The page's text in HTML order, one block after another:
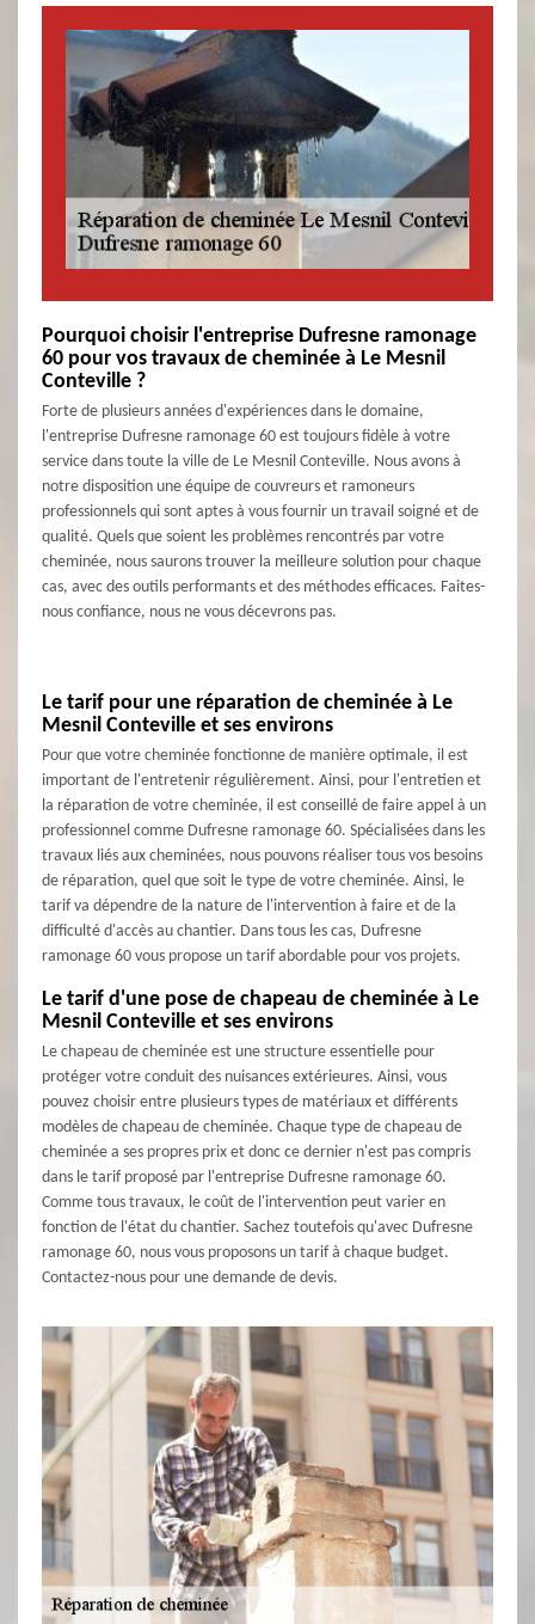
Pourquoi choisir l'entreprise Dufresne ramonage
60 pour vos travaux de cheminée à Le Mesnil
Conteville ?
Forte de plusieurs années d'expériences dans le domaine,
l'entreprise Dufresne ramonage 60 est toujours fidèle à votre
service dans toute la ville de Le Mesnil Conteville. Nous avons à
notre disposition une équipe de couvreurs et ramoneurs
professionnels qui sont aptes à vous fournir un travail soigné et de
qualité. Quels que soient les problèmes rencontrés par votre
cheminée, nous saurons trouver la meilleure solution pour chaque
cas, avec des outils performants et des méthodes efficaces. Faites-
nous confiance, nous ne vous décevrons pas.
Le tarif pour une réparation de cheminée à Le
Mesnil Conteville et ses environs
Pour que votre cheminée fonctionne de manière optimale, il est
important de l'entretenir régulièrement. Ainsi, pour l'entretien et
la réparation de votre cheminée, il est conseillé de faire appel à un
professionnel comme Dufresne ramonage 60. Spécialisées dans les
travaux liés aux cheminées, nous pouvons réaliser tous vos besoins
de réparation, quel que soit le type de votre cheminée. Ainsi, le
tarif va dépendre de la nature de l'intervention à faire et de la
difficulté d'accès au chantier. Dans tous les cas, Dufresne
ramonage 60 vous propose un tarif abordable pour vos projets.
Le tarif d'une pose de chapeau de cheminée à Le
Mesnil Conteville et ses environs
Le chapeau de cheminée est une structure essentielle pour
protéger votre conduit des nuisances extérieures. Ainsi, vous
pouvez choisir entre plusieurs types de matériaux et différents
modèles de chapeau de cheminée. Chaque type de chapeau de
cheminée a ses propres prix et donc ce dernier n'est pas compris
dans le tarif proposé par l'entreprise Dufresne ramonage 60.
Comme tous travaux, le coût de l'intervention peut varier en
fonction de l'état du chantier. Sachez toutefois qu'avec Dufresne
ramonage 60, nous vous proposons un tarif à chaque budget.
Contactez-nous pour une demande de devis.